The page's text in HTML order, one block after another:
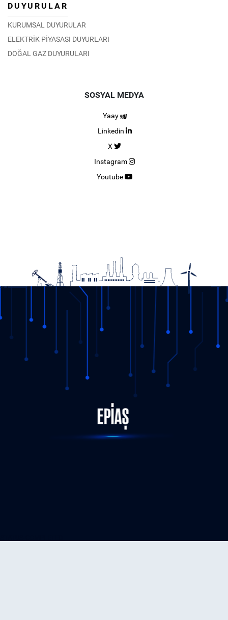
DUYURULAR
KURUMSAL DUYURULAR
ELEKTRİK PİYASASI DUYURLARI
DOĞAL GAZ DUYURULARI
SOSYAL MEDYA
Yaay
Linkedin
X
Instagram
Youtube